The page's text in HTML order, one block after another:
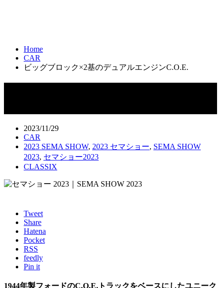
Home
CAR
ビッグブロック×2基のデュアルエンジンC.O.E.
2023/11/29
CAR
2023 SEMA SHOW, 2023 セマショー, SEMA SHOW
2023, セマショー2023
CLASSIX
Tweet
Share
Hatena
Pocket
RSS
feedly
Pin it
1944年製フォードのC.O.E.トラックをベースにしたユニーク